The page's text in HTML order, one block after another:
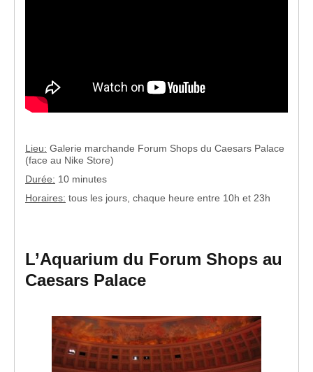
Lieu: Galerie marchande Forum Shops du Caesars Palace
(face au Nike Store)
Durée: 10 minutes
Horaires: tous les jours, chaque heure entre 10h et 23h
L’Aquarium du Forum Shops au
Caesars Palace